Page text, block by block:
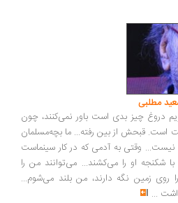
چیز بدی است باور نمی‌کنند، چون
از بین رفته... ما بچه‌مسلمان
وقتی به آدمی که در کار سینماست
او را می‌کشند... می‌توانند من را
نگه دارند، من بلند می‌شوم...